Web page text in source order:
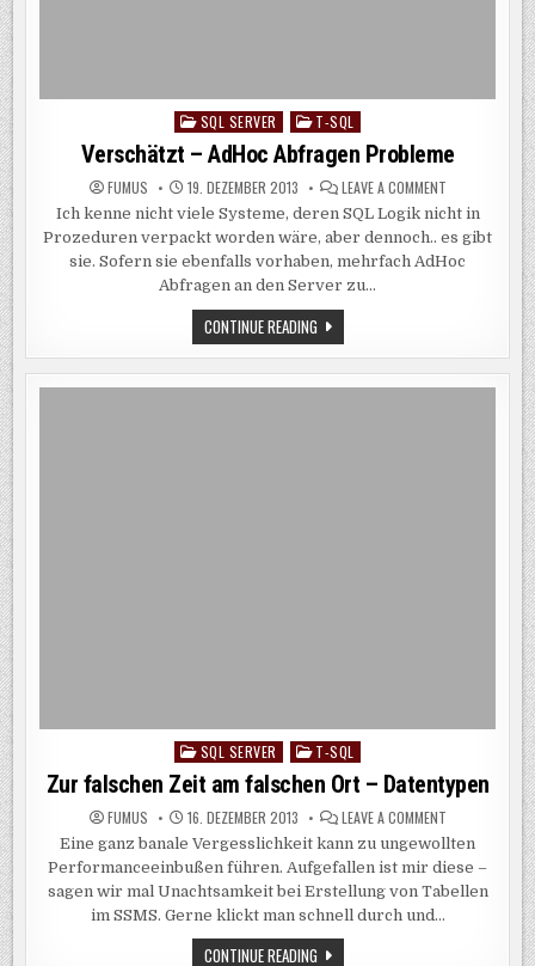
Posted
in
SQL SERVER T-SQL
Verschätzt – AdHoc Abfragen Probleme
FUMUS 19. DEZEMBER 2013 LEAVE A COMMENTON
–
ADHOC
ABFRAGEN
PROBLEME
Ich kenne nicht viele Systeme, deren SQL Logik nicht in
Prozeduren verpackt worden wäre, aber dennoch.. es gibt
sie. Sofern sie ebenfalls vorhaben, mehrfach AdHoc
Abfragen an den Server zu…
CONTINUE READINGVERSCHÄTZT
–
ADHOC
ABFRAGEN
PROBLEME
Posted
in
SQL SERVER T-SQL
Zur falschen Zeit am falschen Ort – Datentypen
FUMUS 16. DEZEMBER 2013 LEAVE A COMMENTON
FALSCHEN
ZEIT
AM
FALSCHEN
ORT
Eine ganz banale Vergesslichkeit kann zu ungewollten
Performanceeinbußen führen. Aufgefallen ist mir diese –
sagen wir mal Unachtsamkeit bei Erstellung von Tabellen
im SSMS. Gerne klickt man schnell durch und…
CONTINUE READINGZUR